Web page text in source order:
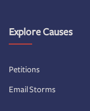
Explore Causes
Petitions
Email Storms